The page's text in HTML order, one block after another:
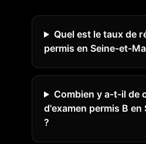
Quel est le taux de
permis en Seine-et-
Combien y a-t-il de
d'examen permis B
?